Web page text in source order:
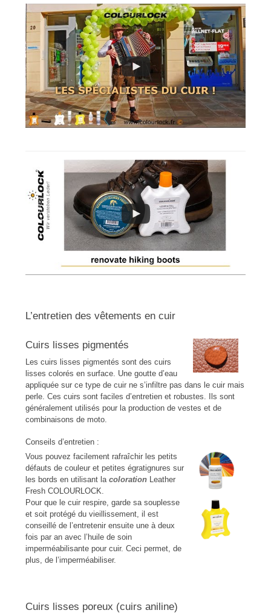
L’entretien des vêtements en cuir
Cuirs lisses pigmentés
Les cuirs lisses pigmentés sont des cuirs
lisses colorés en surface. Une goutte d’eau
appliquée sur ce type de cuir ne s’infiltre pas dans le cuir mais
perle. Ces cuirs sont faciles d’entretien et robustes. Ils sont
généralement utilisés pour la production de vestes et de
combinaisons de moto.
Conseils d’entretien :
Vous pouvez facilement rafraîchir les petits
défauts de couleur et petites égratignures sur
les bords en utilisant lacolorationLeather
Fresh COLOURLOCK.
Pour que le cuir respire, garde sa souplesse
et soit protégé du vieillissement, il est
conseillé de l’entretenir ensuite une à deux
fois par an avec l’huile de soin
imperméabilisante pour cuir. Ceci permet, de
plus, de l’imperméabiliser.
Cuirs lisses poreux (cuirs aniline)